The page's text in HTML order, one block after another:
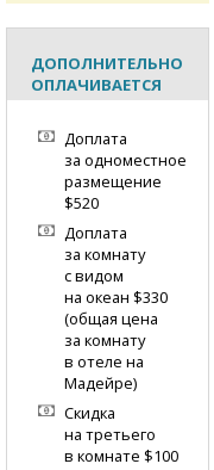
ДОПОЛНИТЕЛЬНО
ОПЛАЧИВАЕТСЯ
Доплата
за одноместное
размещение
$520
Доплата
за комнату
с видом
на океан $330
(общая цена
за комнату
в отеле на
Мадейре)
Скидка
на третьего
в комнате $100